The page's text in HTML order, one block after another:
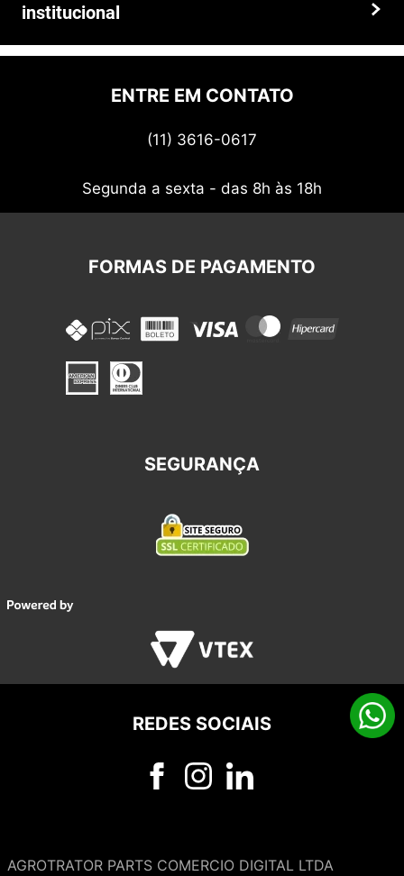
Prazos e entregas
institucional
Quem somos
Politica de privacidadeENTRE EM CONTATO
(11) 3616-0617
Segunda a sexta - das 8h às 18h
FORMAS DE PAGAMENTO
SEGURANÇA
REDES SOCIAIS
AGROTRATOR PARTS COMERCIO DIGITAL LTDA